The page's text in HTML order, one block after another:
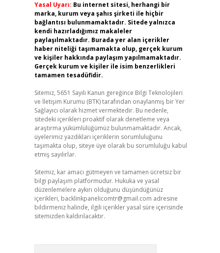
Yasal Uyarı: Bu internet sitesi, herhangi bir
marka, kurum veya şahıs şirketi ile hiçbir
bağlantısı bulunmamaktadır. Sitede yalnızca
kendi hazırladığımız makaleler
paylaşılmaktadır. Burada yer alan içerikler
haber niteliği taşımamakta olup, gerçek kurum
ve kişiler hakkında paylaşım yapılmamaktadır.
Gerçek kurum ve kişiler ile isim benzerlikleri
tamamen tesadüfidir.
Sitemiz, 5651 Sayılı Kanun gereğince Bilgi Teknolojileri
ve İletişim Kurumu (BTK) tarafından onaylanmış bir Yer
Sağlayıcı olarak hizmet vermektedir. Bu nedenle,
sitedeki içerikleri proaktif olarak denetleme veya
araştırma yükümlülüğümüz bulunmamaktadır. Ancak,
üyelerimiz yazdıkları içeriklerin sorumluluğunu
taşımakta olup, siteye üye olarak bu sorumluluğu kabul
etmiş sayılırlar.
Sitemiz, kar amacı gütmeyen ve tamamen ücretsiz bir
bilgi paylaşım platformudur. Hukuka ve yasal
düzenlemelere aykırı olduğunu düşündüğünüz
içerikleri, backlinkpanelicomtr@gmail.com adresine
bildirmeniz halinde, ilgili içerikler yasal süre içerisinde
sitemizden kaldırılacaktır.